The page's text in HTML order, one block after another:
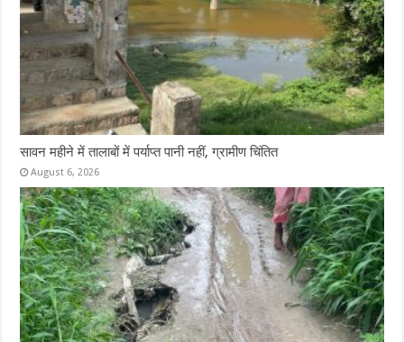
सावन महीने में तालाबों में पर्याप्त पानी नहीं, ग्रामीण चिंतित
August 6, 2026